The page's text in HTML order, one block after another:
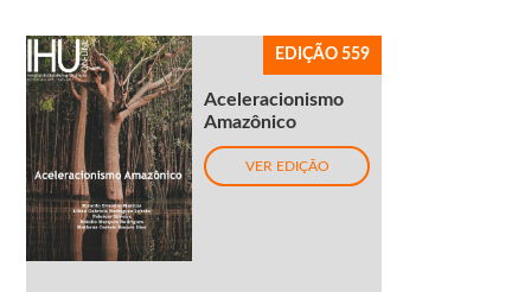
EDIÇÃO 559
Aceleracionismo
Amazônico
VER EDIÇÃO